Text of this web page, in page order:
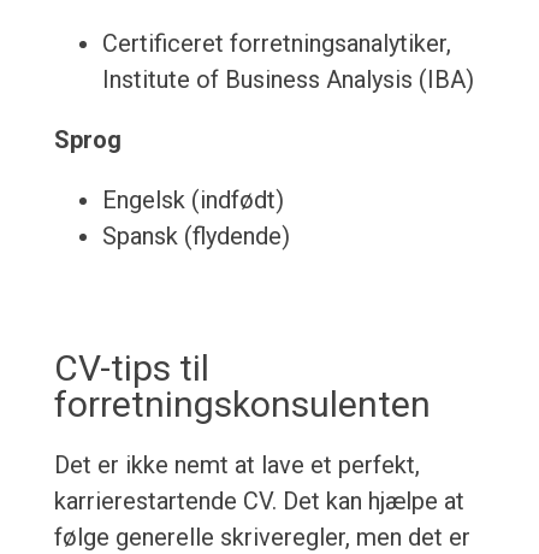
Certificeret forretningsanalytiker,
Institute of Business Analysis (IBA)
Sprog
Engelsk (indfødt)
Spansk (flydende)
CV-tips til
forretningskonsulenten
Det er ikke nemt at lave et perfekt,
karrierestartende CV. Det kan hjælpe at
følge generelle skriveregler, men det er